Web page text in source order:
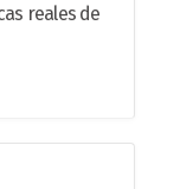
reales de